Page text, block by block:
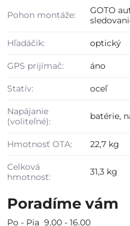
Pohon montáže:
GOTO
Hľadáčik: optický
GPS prijímač: áno
Statív: oceľ
Napájanie
(voliteľné):
batérie,
Hmotnosť OTA: 22,7 kg
Celková
hmotnosť:
31,3 kg
Poradíme vám
Po - Pia 9.00 - 16.00